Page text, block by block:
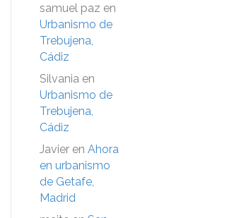
samuel paz en
Urbanismo de
Trebujena,
Cádiz
Silvania en
Urbanismo de
Trebujena,
Cádiz
Javier en Ahora
en urbanismo
de Getafe,
Madrid